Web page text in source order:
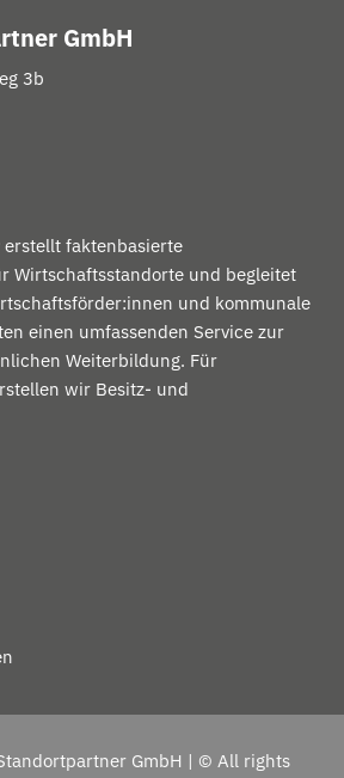
GmbH
3b
erstellt faktenbasierte
Wirtschaftsstandorte und begleitet
und kommunale
einen umfassenden Service zur
Weiterbildung. Für
wir Besitz- und
GmbH | © All rights